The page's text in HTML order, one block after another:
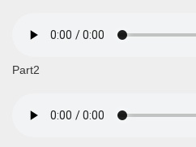
Part2